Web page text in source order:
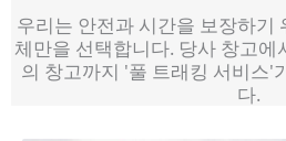
우리는 안전과 시간을 보장하기
체만을 선택합니다. 당사 창고에
의 창고까지 '풀 트래킹 서비스'
다.